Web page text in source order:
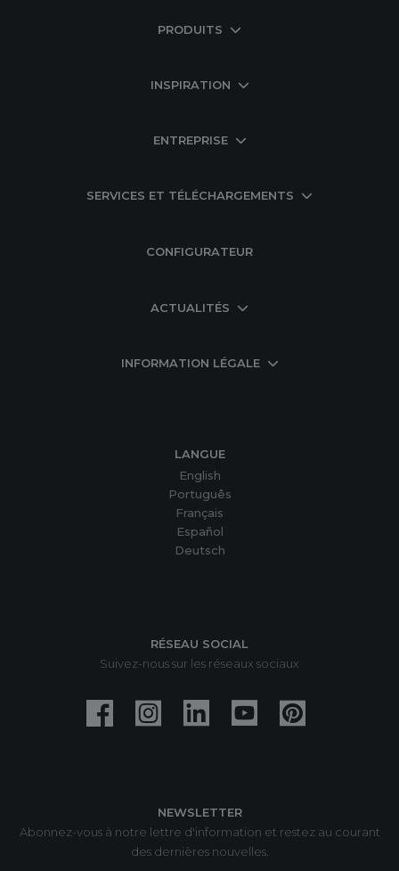
PRODUITS
INSPIRATION
ENTREPRISE
SERVICES ET TÉLÉCHARGEMENTS
CONFIGURATEUR
ACTUALITÉS
INFORMATION LÉGALE
LANGUE
English
Português
Français
Español
Deutsch
RÉSEAU SOCIAL
Suivez-nous sur les réseaux sociaux
NEWSLETTER
Abonnez-vous à notre lettre d'information et restez au courant
des dernières nouvelles.